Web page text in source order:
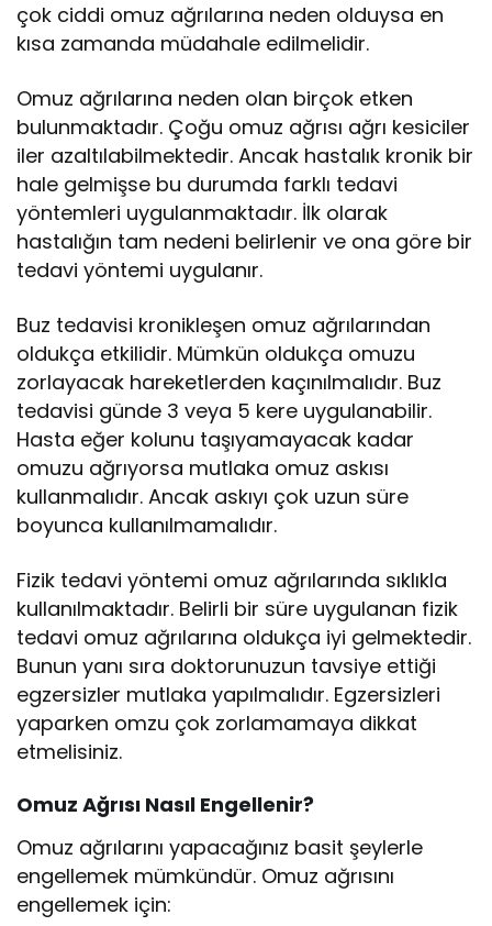
çok ciddi omuz ağrılarına neden olduysa en
kısa zamanda müdahale edilmelidir.
Omuz ağrılarına neden olan birçok etken
bulunmaktadır. Çoğu omuz ağrısı ağrı kesiciler
iler azaltılabilmektedir. Ancak hastalık kronik bir
hale gelmişse bu durumda farklı tedavi
yöntemleri uygulanmaktadır. İlk olarak
hastalığın tam nedeni belirlenir ve ona göre bir
tedavi yöntemi uygulanır.
Buz tedavisi kronikleşen omuz ağrılarından
oldukça etkilidir. Mümkün oldukça omuzu
zorlayacak hareketlerden kaçınılmalıdır. Buz
tedavisi günde 3 veya 5 kere uygulanabilir.
Hasta eğer kolunu taşıyamayacak kadar
omuzu ağrıyorsa mutlaka omuz askısı
kullanmalıdır. Ancak askıyı çok uzun süre
boyunca kullanılmamalıdır.
Fizik tedavi yöntemi omuz ağrılarında sıklıkla
kullanılmaktadır. Belirli bir süre uygulanan fizik
tedavi omuz ağrılarına oldukça iyi gelmektedir.
Bunun yanı sıra doktorunuzun tavsiye ettiği
egzersizler mutlaka yapılmalıdır. Egzersizleri
yaparken omzu çok zorlamamaya dikkat
etmelisiniz.
Omuz Ağrısı Nasıl Engellenir?
Omuz ağrılarını yapacağınız basit şeylerle
engellemek mümkündür. Omuz ağrısını
engellemek için: